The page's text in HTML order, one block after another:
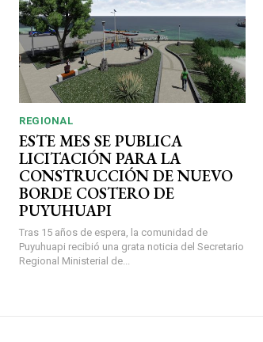
REGIONAL
ESTE MES SE PUBLICA
LICITACIÓN PARA LA
CONSTRUCCIÓN DE NUEVO
BORDE COSTERO DE
PUYUHUAPI
Tras 15 años de espera, la comunidad de
Puyuhuapi recibió una grata noticia del Secretario
Regional Ministerial de...